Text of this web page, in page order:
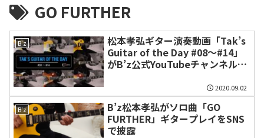
GO FURTHER
B'z
松本孝弘ギター演奏動画「Tak’s
Guitar of the Day #08～#14」
がB’z公式YouTubeチャンネルに
2020.09.02
B'z
B’z松本孝弘がソロ曲「GO
FURTHER」ギタープレイをSNS
で披露